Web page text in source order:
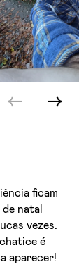
ficam
natal
vezes.
é
aparecer!